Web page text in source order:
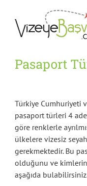
content
Pasaport
Türkiye Cumhuriyeti
pasaport türleri 4
göre renklerle
ülkelere vizesiz
gerekmektedir. Bu
olduğunu ve
aşağıda